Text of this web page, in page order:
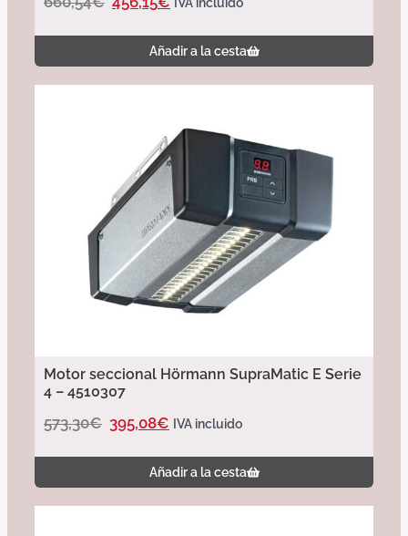
Añadir a la cesta
Motor seccional Hörmann SupraMatic E Serie
4 – 4510307
573,30€ 395,08€ IVA incluido
Añadir a la cesta